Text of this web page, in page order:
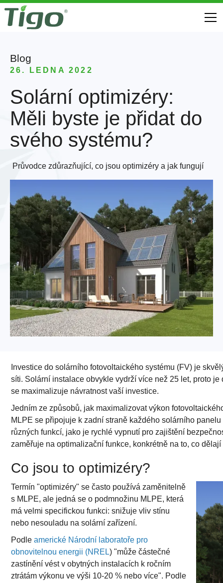
Blog
26. LEDNA 2022
Solární optimizéry:
Měli byste je přidat do
svého systému?
Průvodce zdůrazňující, co jsou optimizéry a jak fungují
Investice do solárního fotovoltaického systému (FV) je
síti. Solární instalace obvykle vydrží více než 25 let, proto
se maximalizuje návratnost vaší investice.
Jedním ze způsobů, jak maximalizovat výkon
MLPE se připojuje k zadní straně každého solárního
různých funkcí, jako je rychlé vypnutí pro zajištění
zaměřuje na optimalizační funkce, konkrétně na to, co
Co jsou to optimizéry?
Termín "optimizéry" se často používá zaměnitelně
s MLPE, ale jedná se o podmnožinu MLPE, která
má velmi specifickou funkci: snižuje vliv stínu
nebo nesouladu na solární zařízení.
Podleamerické Národní laboratoře pro
obnovitelnou energii (NREL) "může částečné
zastínění vést v obytných instalacích k ročním
ztrátám výkonu ve výši 10-20 % nebo více". Podle